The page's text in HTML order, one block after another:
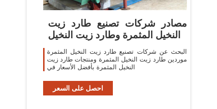
مصادر شركات تصنيع طارد زيت
النخيل المثمرة وطارد زيت النخيل
البحث عن شركات تصنيع طارد زيت النخيل المثمرة
موردين طارد زيت النخيل المثمرة ومنتجات طارد زيت
النخيل المثمرة بأفضل الأسعار في
احصل على السعر